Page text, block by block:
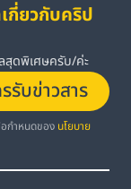
กี่ยวกับคริป
สุดพิเศษครับ/ค่ะ
รับข่าวสาร
กำหนดของ นโยบาย